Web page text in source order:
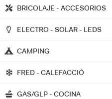
BRICOLAJE - ACCESORIOS
ELECTRO - SOLAR - LEDS
CAMPING
FRED - CALEFACCIÓ
GAS/GLP - COCINA